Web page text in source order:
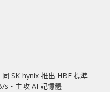
同 SK hynix 推出 HBF 標準
s‧主攻 AI 記憶體